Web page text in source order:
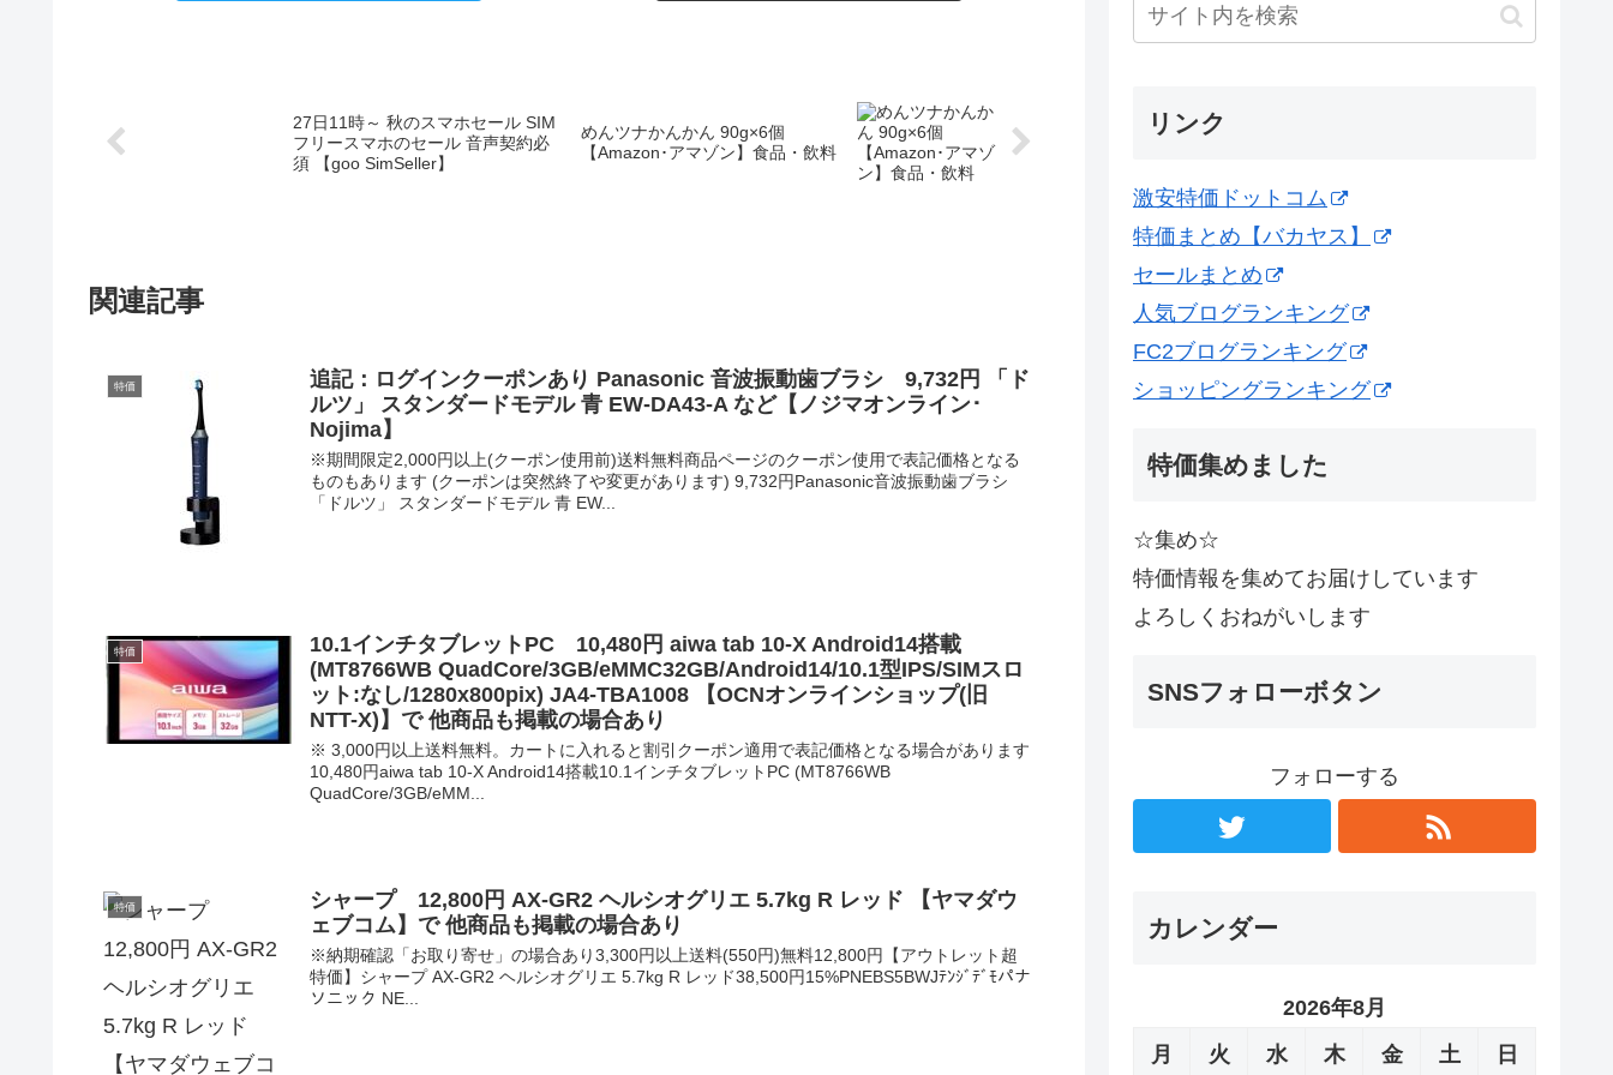
27日11時～ 秋のスマホセール SIM
フリースマホのセール 音声契約必
須 【goo SimSeller】
めんツナかんかん 90g×6個
【Amazon･アマゾン】食品・飲料
関連記事
特価
追記：ログインクーポンあり Panasonic 音波振動歯ブラシ 9,732円 「ド
ルツ」 スタンダードモデル 青 EW-DA43-A など【ノジマオンライン･
Nojima】
※期間限定2,000円以上(クーポン使用前)送料無料商品ページのクーポン使用で表記価格となる
ものもあります (クーポンは突然終了や変更があります) 9,732円Panasonic音波振動歯ブラシ
「ドルツ」 スタンダードモデル 青 EW...
特価
10.1インチタブレットPC 10,480円 aiwa tab 10-X Android14搭載
(MT8766WB QuadCore/3GB/eMMC32GB/Android14/10.1型IPS/SIMスロ
ット:なし/1280x800pix) JA4-TBA1008 【OCNオンラインショップ(旧
NTT-X)】で 他商品も掲載の場合あり
※ 3,000円以上送料無料。カートに入れると割引クーポン適用で表記価格となる場合があります
10,480円aiwa tab 10-X Android14搭載10.1インチタブレットPC (MT8766WB
QuadCore/3GB/eMM...
特価
シャープ 12,800円 AX-GR2 ヘルシオグリエ 5.7kg R レッド 【ヤマダウ
ェブコム】で 他商品も掲載の場合あり
※納期確認「お取り寄せ」の場合あり3,300円以上送料(550円)無料12,800円【アウトレット超
特価】シャープ AX-GR2 ヘルシオグリエ 5.7kg R レッド38,500円15%PNEBS5BWJﾃﾝｼﾞﾃﾞﾓパナ
ソニック NE...
リンク
激安特価ドットコム
特価まとめ【バカヤス】
セールまとめ
人気ブログランキング
FC2ブログランキング
ショッピングランキング
特価集めました
☆集め☆
特価情報を集めてお届けしています
よろしくおねがいします
SNSフォローボタン
フォローする
カレンダー
2026年8月
月
火 水 木 金 土 日